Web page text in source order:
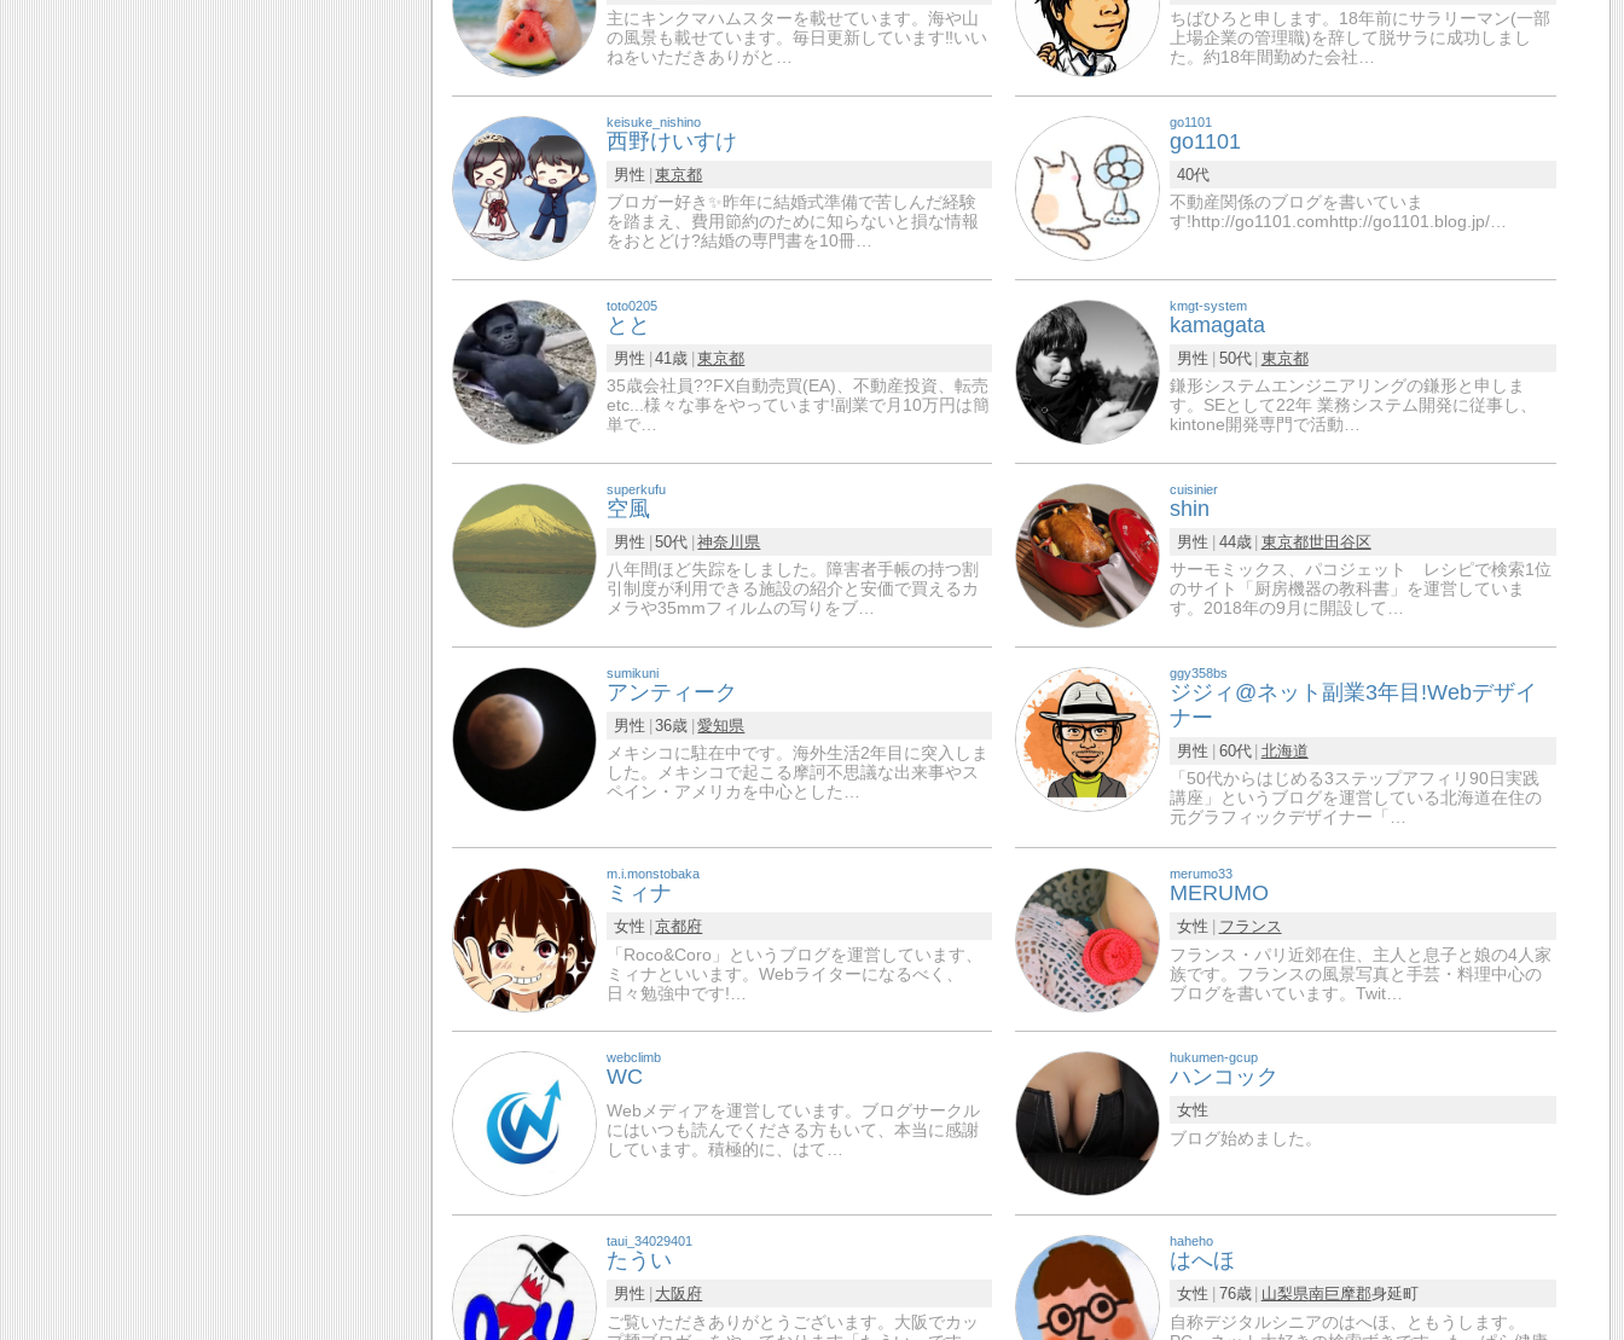
主にキンクマハムスターを載せています。海や山
の風景も載せています。毎日更新しています‼️いい
ねをいただきありがと…
ちばひろと申します。18年前にサラリーマン(一部
上場企業の管理職)を辞して脱サラに成功しまし
た。約18年間勤めた会社…
keisuke_nishino
西野けいすけ
男性
東京都
ブロガー好き✨昨年に結婚式準備で苦しんだ経験
を踏まえ、費用節約のために知らないと損な情報
をおとどけ?結婚の専門書を10冊…
go1101
go1101
40代
不動産関係のブログを書いていま
す!http://go1101.comhttp://go1101.blog.jp/…
toto0205
とと
男性 41歳 東京都
35歳会社員?‍?FX自動売買(EA)、不動産投資、転売
etc...様々な事をやっています!副業で月10万円は簡
単で…
kmgt-system
kamagata
男性 50代 東京都
鎌形システムエンジニアリングの鎌形と申しま
す。SEとして22年 業務システム開発に従事し、
kintone開発専門で活動…
superkufu
空風
男性 50代 神奈川県
八年間ほど失踪をしました。障害者手帳の持つ割
引制度が利用できる施設の紹介と安価で買えるカ
メラや35mmフィルムの写りをブ…
cuisinier
shin
男性 44歳 東京都世田谷区
サーモミックス、パコジェット レシピで検索1位
のサイト「厨房機器の教科書」を運営していま
す。2018年の9月に開設して…
sumikuni
アンティーク
男性 36歳 愛知県
メキシコに駐在中です。海外生活2年目に突入しま
した。メキシコで起こる摩訶不思議な出来事やス
ペイン・アメリカを中心とした…
ggy358bs
ジジィ@ネット副業3年目!Webデザイ
ナー
男性 60代 北海道
「50代からはじめる3ステップアフィリ90日実践
講座」というブログを運営している北海道在住の
元グラフィックデザイナー「…
m.i.monstobaka
ミィナ
女性
京都府
「Roco&Coro」というブログを運営しています、
ミィナといいます。Webライターになるべく、
日々勉強中です!…
merumo33
MERUMO
女性
フランス
フランス・パリ近郊在住、主人と息子と娘の4人家
族です。フランスの風景写真と手芸・料理中心の
ブログを書いています。Twit…
webclimb
WC
Webメディアを運営しています。ブログサークル
にはいつも読んでくださる方もいて、本当に感謝
しています。積極的に、はて…
hukumen-gcup
ハンコック
女性
ブログ始めました。
taui_34029401
たうい
男性
大阪府
ご覧いただきありがとうございます。大阪でカッ
haheho
はへほ
女性 76歳 山梨県南巨摩郡身延町
自称デジタルシニアのはへほ、ともうします。